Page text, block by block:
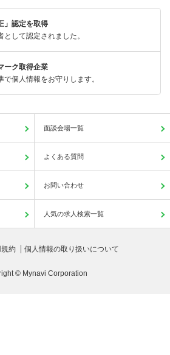
」認定を取得
として認定されました。
ーク取得企業
で個人情報をお守りします。
面談会場一覧
よくある質問
お問い合わせ
人気の求人検索一覧
約 個人情報の取り扱いについて
© Mynavi Corporation